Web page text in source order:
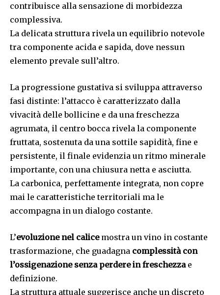
contribuisce alla sensazione di morbidezza
complessiva.
La delicata struttura rivela un equilibrio notevole
tra componente acida e sapida, dove nessun
elemento prevale sull’altro.
La progressione gustativa si sviluppa attraverso
fasi distinte: l’attacco è caratterizzato dalla
vivacità delle bollicine e da una freschezza
agrumata, il centro bocca rivela la componente
fruttata, sostenuta da una sottile sapidità, fine e
persistente, il finale evidenzia un ritmo minerale
importante, con una chiusura netta e asciutta.
La carbonica, perfettamente integrata, non copre
mai le caratteristiche territoriali ma le
accompagna in un dialogo costante.
L’evoluzione nel calicemostra un vino in costante
trasformazione, che guadagna complessità con
l’ossigenazione senza perdere in freschezzae
definizione.
La struttura attuale suggerisce anche un discreto